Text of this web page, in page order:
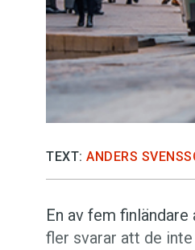
TEXT: ANDERS
En av fem
fler svarar att de